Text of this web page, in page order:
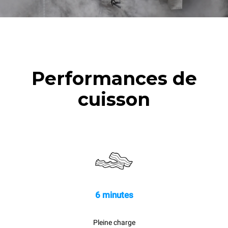
cuissons vapeur
2 heures à four vide à 180
°C
Performances de
cuisson
6 minutes
Pleine charge